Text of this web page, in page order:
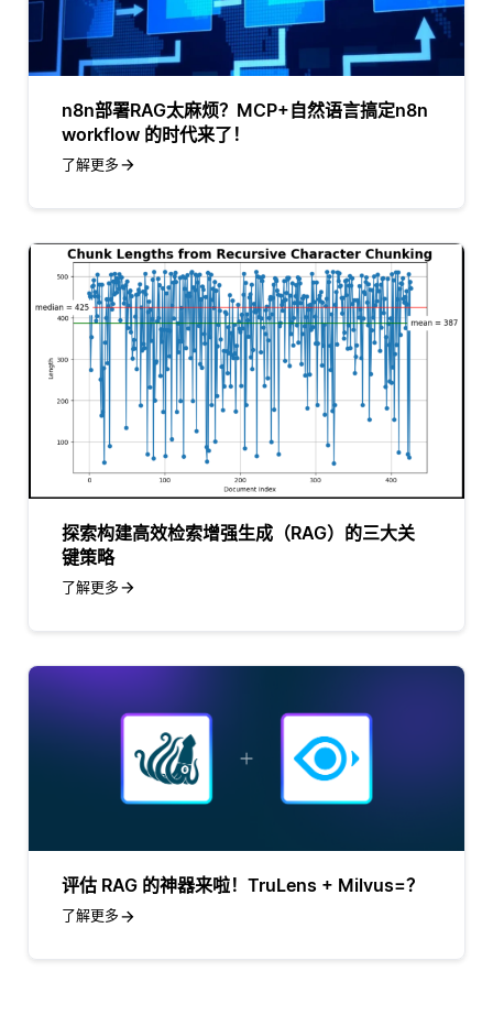
n8n部署RAG太麻烦？MCP+自然语言搞定n8n
workflow 的时代来了！
了解更多
探索构建高效检索增强生成（RAG）的三大关
键策略
了解更多
评估 RAG 的神器来啦！TruLens + Milvus=？
了解更多